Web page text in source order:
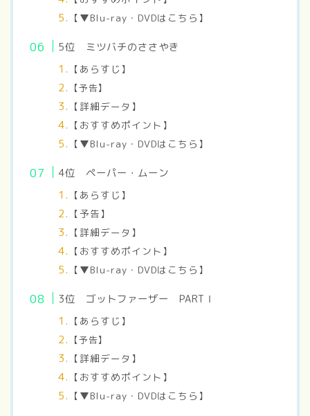
【▼Blu-ray・DVDはこちら】
5位 ミツバチのささやき
【あらすじ】
【予告】
【詳細データ】
【おすすめポイント】
【▼Blu-ray・DVDはこちら】
4位 ペーパー・ムーン
【あらすじ】
【予告】
【詳細データ】
【おすすめポイント】
【▼Blu-ray・DVDはこちら】
3位 ゴットファーザー PARTⅠ
【あらすじ】
【予告】
【詳細データ】
【おすすめポイント】
【▼Blu-ray・DVDはこちら】